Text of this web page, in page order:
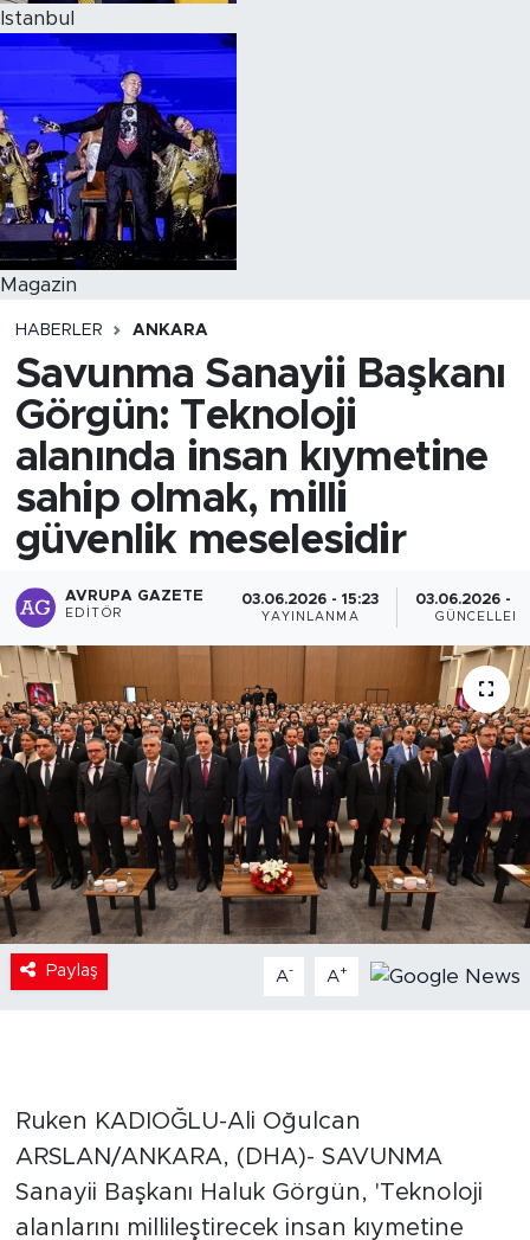
Istanbul
Magazin
HABERLER ANKARA
Savunma Sanayii Başkanı
Görgün: Teknoloji
alanında insan kıymetine
sahip olmak, milli
güvenlik meselesidir
AVRUPA GAZETE
EDITÖR
03.06.2026 - 15:23
YAYINLANMA
03.06.2026 -
Paylaş A- A+
Ruken KADIOĞLU-Ali Oğulcan
ARSLAN/ANKARA, (DHA)- SAVUNMA
Sanayii Başkanı Haluk Görgün, 'Teknoloji
alanlarını millileştirecek insan kıymetine